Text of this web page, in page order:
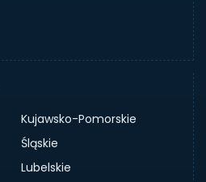
Kujawsko-Pomorskie
Śląskie
Lubelskie